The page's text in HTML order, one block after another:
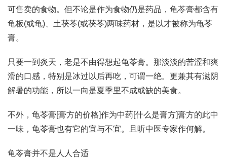
可售卖的食物。但不论是作为食物仍是药品，龟苓膏都含有
龟板(或龟)、土茯苓(或茯苓)两味药材，是以才被称为龟苓
膏。
只要一到炎天，老是不由得想起龟苓膏。那淡淡的苦涩和爽
滑的口感，特别是冰过以后再吃，可谓一绝。更兼其有滋阴
解暑的功能，所以一向是夏季里不成或缺的美食。
不外，龟苓膏[膏方的价格]作为中药[什么是膏方]膏方的此中
一味，龟苓膏也有它的宜与不宜。且听中医专家作何解。
龟苓膏并不是人人合适